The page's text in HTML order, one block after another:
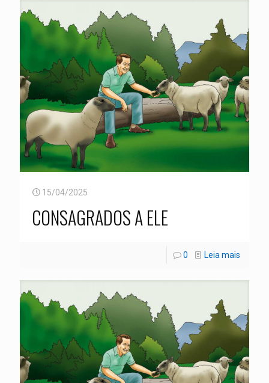
15/04/2025
CONSAGRADOS A ELE
0 Leia mais